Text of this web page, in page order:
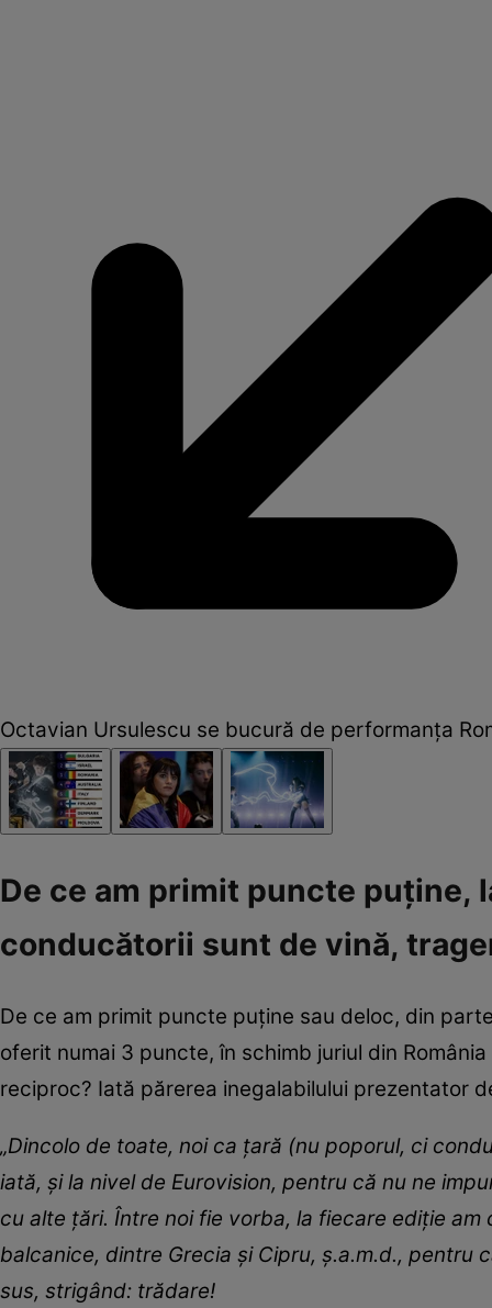
Octavian Ursulescu se bucură de performanța
De ce am primit puncte puține,
conducătorii sunt de vină,
De ce am primit puncte puține sau deloc, din
oferit numai 3 puncte, în schimb juriul din
reciproc? Iată părerea inegalabilului prezentator
„Dincolo de toate, noi ca țară (nu poporul, ci
iată, și la nivel de Eurovision, pentru că nu ne
cu alte țări. Între noi fie vorba, la fiecare ediție
balcanice, dintre Grecia și Cipru, ș.a.m.d., pentru
sus, strigând: trădare!